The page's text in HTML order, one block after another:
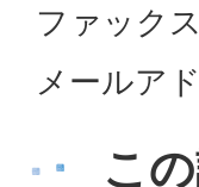
ファック
メールア
こ